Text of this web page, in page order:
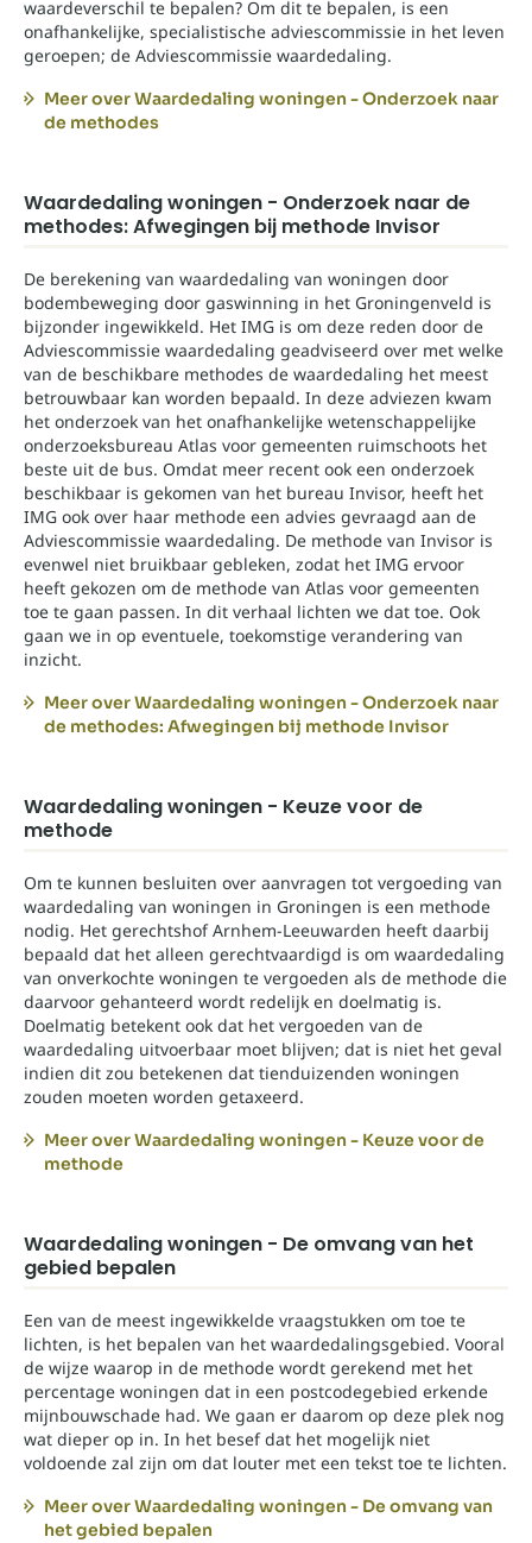
waardeverschil te bepalen? Om dit te bepalen, is een
onafhankelijke, specialistische adviescommissie in het leven
geroepen; de Adviescommissie waardedaling.
Meer over Waardedaling woningen - Onderzoek naar
de methodes
Waardedaling woningen - Onderzoek naar de
methodes: Afwegingen bij methode Invisor
De berekening van waardedaling van woningen door
bodembeweging door gaswinning in het Groningenveld is
bijzonder ingewikkeld. Het IMG is om deze reden door de
Adviescommissie waardedaling geadviseerd over met welke
van de beschikbare methodes de waardedaling het meest
betrouwbaar kan worden bepaald. In deze adviezen kwam
het onderzoek van het onafhankelijke wetenschappelijke
onderzoeksbureau Atlas voor gemeenten ruimschoots het
beste uit de bus. Omdat meer recent ook een onderzoek
beschikbaar is gekomen van het bureau Invisor, heeft het
IMG ook over haar methode een advies gevraagd aan de
Adviescommissie waardedaling. De methode van Invisor is
evenwel niet bruikbaar gebleken, zodat het IMG ervoor
heeft gekozen om de methode van Atlas voor gemeenten
toe te gaan passen. In dit verhaal lichten we dat toe. Ook
gaan we in op eventuele, toekomstige verandering van
inzicht.
Meer over Waardedaling woningen - Onderzoek naar
de methodes: Afwegingen bij methode Invisor
Waardedaling woningen - Keuze voor de
methode
Om te kunnen besluiten over aanvragen tot vergoeding van
waardedaling van woningen in Groningen is een methode
nodig. Het gerechtshof Arnhem-Leeuwarden heeft daarbij
bepaald dat het alleen gerechtvaardigd is om waardedaling
van onverkochte woningen te vergoeden als de methode die
daarvoor gehanteerd wordt redelijk en doelmatig is.
Doelmatig betekent ook dat het vergoeden van de
waardedaling uitvoerbaar moet blijven; dat is niet het geval
indien dit zou betekenen dat tienduizenden woningen
zouden moeten worden getaxeerd.
Meer over Waardedaling woningen - Keuze voor de
methode
Waardedaling woningen - De omvang van het
gebied bepalen
Een van de meest ingewikkelde vraagstukken om toe te
lichten, is het bepalen van het waardedalingsgebied. Vooral
de wijze waarop in de methode wordt gerekend met het
percentage woningen dat in een postcodegebied erkende
mijnbouwschade had. We gaan er daarom op deze plek nog
wat dieper op in. In het besef dat het mogelijk niet
voldoende zal zijn om dat louter met een tekst toe te lichten.
Meer over Waardedaling woningen - De omvang van
het gebied bepalen